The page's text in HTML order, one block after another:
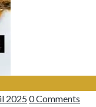
2025 0 Comments